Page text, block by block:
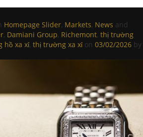
Homepage Slider, Markets, News and
, Damiani Group, Richemont, thị trường
hồ xa xỉ, thị trường xa xỉ on 03/02/2026 by